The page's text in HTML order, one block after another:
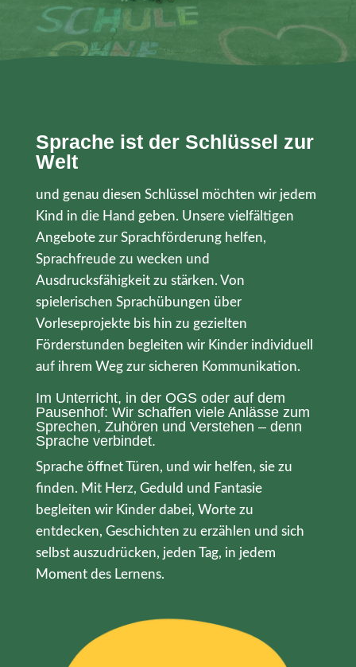
Sprache ist der Schlüssel zur
Welt
und genau diesen Schlüssel möchten wir jedem
Kind in die Hand geben. Unsere vielfältigen
Angebote zur Sprachförderung helfen,
Sprachfreude zu wecken und
Ausdrucksfähigkeit zu stärken. Von
spielerischen Sprachübungen über
Vorleseprojekte bis hin zu gezielten
Förderstunden begleiten wir Kinder individuell
auf ihrem Weg zur sicheren Kommunikation.
Im Unterricht, in der OGS oder auf dem
Pausenhof: Wir schaffen viele Anlässe zum
Sprechen, Zuhören und Verstehen – denn
Sprache verbindet.
Sprache öffnet Türen, und wir helfen, sie zu
finden. Mit Herz, Geduld und Fantasie
begleiten wir Kinder dabei, Worte zu
entdecken, Geschichten zu erzählen und sich
selbst auszudrücken, jeden Tag, in jedem
Moment des Lernens.